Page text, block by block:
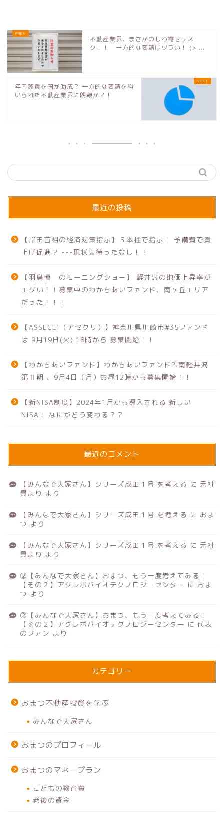
不動産業界、まさかのしわ寄せリス
ク！！ 一方的な要請はツラい！ (> ...
年内家賃を国が助成？ 一方的な要請を強
いられた不動産業界に朗報か？！
最近の投稿
【岸田首相の経済対策指示】５本柱で指示！ 予備費で賃
上げ促進？ •••現状は待ったなし！！
【羽鳥慎一のモーニングショー】 軽井沢の地価上昇率が
エグい！！募集中のわかちあいファンド、南ヶ丘エリア
だった！！！
【ASSECLI（アセクリ）】神奈川県川崎市#35ファンド
は 9月19日(火) 18時から 募集開始！！
【わかちあいファンド】わかちあいファンドPJ南軽井沢
第Ⅱ期 、9月4日（月）お昼12時から募集開始！！
【新NISA制度】2024年1月から導入される 新しい
NISA！ なにがどう変わる？？
最近のコメント
【みんなで大家さん】シリーズ成田１号 を考える に 元社
員より より
【みんなで大家さん】シリーズ成田１号 を考える に おま
つ より
【みんなで大家さん】シリーズ成田１号 を考える に 元社
員より より
②【みんなで大家さん】おまつ、もう一度考えてみる！
【その２】アグレボバイオテクノロジーセンター に おま
つ より
②【みんなで大家さん】おまつ、もう一度考えてみる！
【その２】アグレボバイオテクノロジーセンター に 代表
のファン より
カテゴリー
おまつ不動産投資を学ぶ
みんなで大家さん
おまつのプロフィール
おまつのマネープラン
こどもの教育費
老後の資金